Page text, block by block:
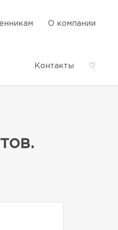
О компании
Контакты ♡